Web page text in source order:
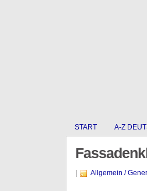
START A-Z
Allgemein /